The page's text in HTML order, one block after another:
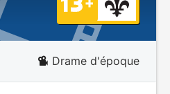
Drame d'époque